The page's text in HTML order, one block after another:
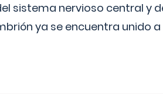
sistema nervioso central y
ya se encuentra unido